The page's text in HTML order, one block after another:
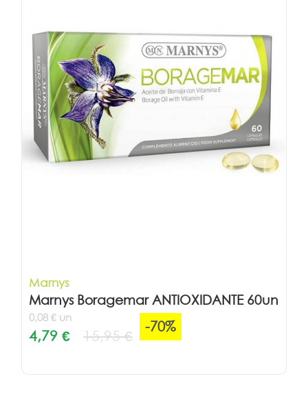
Marnys
Marnys Boragemar ANTIOXIDANTE 60un
0,08 € un
4,79 € 15,95 €
-70%